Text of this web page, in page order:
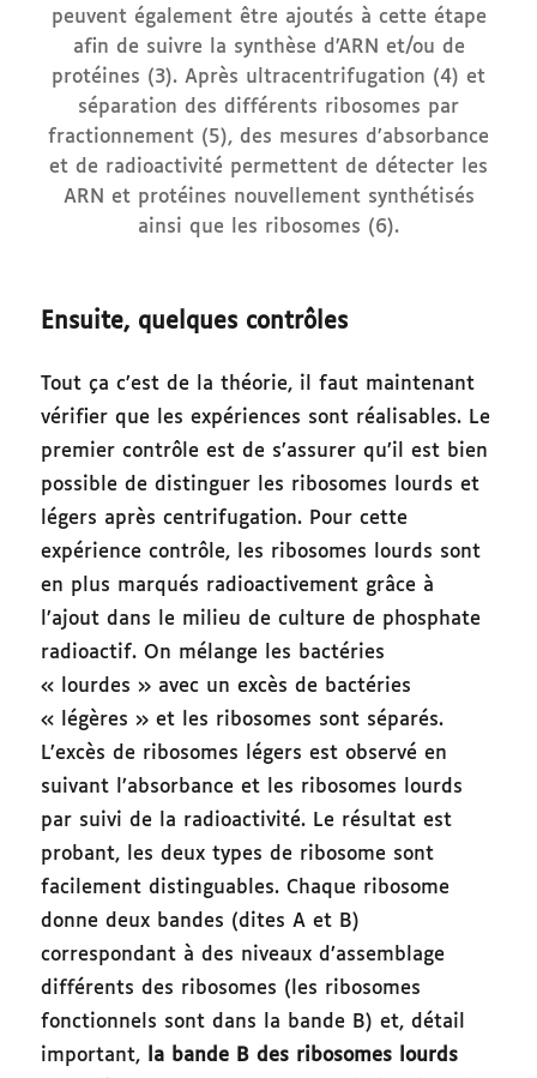
peuvent également être ajoutés à cette étape
afin de suivre la synthèse d’ARN et/ou de
protéines (3). Après ultracentrifugation (4) et
séparation des différents ribosomes par
fractionnement (5), des mesures d’absorbance
et de radioactivité permettent de détecter les
ARN et protéines nouvellement synthétisés
ainsi que les ribosomes (6).
Ensuite, quelques contrôles
Tout ça c’est de la théorie, il faut maintenant
vérifier que les expériences sont réalisables. Le
premier contrôle est de s’assurer qu’il est bien
possible de distinguer les ribosomes lourds et
légers après centrifugation. Pour cette
expérience contrôle, les ribosomes lourds sont
en plus marqués radioactivement grâce à
l’ajout dans le milieu de culture de phosphate
radioactif. On mélange les bactéries
« lourdes » avec un excès de bactéries
« légères » et les ribosomes sont séparés.
L’excès de ribosomes légers est observé en
suivant l’absorbance et les ribosomes lourds
par suivi de la radioactivité. Le résultat est
probant, les deux types de ribosome sont
facilement distinguables. Chaque ribosome
donne deux bandes (dites A et B)
correspondant à des niveaux d’assemblage
différents des ribosomes (les ribosomes
fonctionnels sont dans la bande B) et, détail
important, la bande B des ribosomes lourds